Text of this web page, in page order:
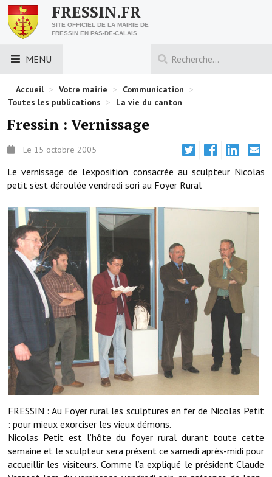
FRESSIN.FR
SITE OFFICIEL DE LA MAIRIE DE
FRESSIN EN PAS-DE-CALAIS
MENU
LES ESSENTIELS
Découvrez Fressin
Urbanisme
Nous contacter
Horaires de la mairie
Les foulées fressinoises
ACCÈS RAPIDE
Démarches administratives
Projets et travaux en cours
Fêtes et manifestations
Numéros d'urgence
Terrains et maisons à vendre
VOTRE MAIRIE
Elus et agents
Accueil > Votre mairie > Communication >
Toutes les publications > La vie du canton
Fressin : Vernissage
Le 15 octobre 2005
Le vernissage de l'exposition consacrée au sculpteur Nicolas
petit s'est déroulée vendredi sori au Foyer Rural
FRESSIN : Au Foyer rural les sculptures en fer de Nicolas Petit
: pour mieux exorciser les vieux démons.
Nicolas Petit est l’hôte du foyer rural durant toute cette
semaine et le sculpteur sera présent ce samedi après-midi pour
accueillir les visiteurs. Comme l’a expliqué le président Claude